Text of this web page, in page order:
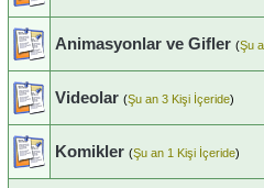
Animasyonlar ve Gifler (Şu
Videolar (Şu an 3 Kişi İçeride)
Komikler (Şu an 1 Kişi İçeride)